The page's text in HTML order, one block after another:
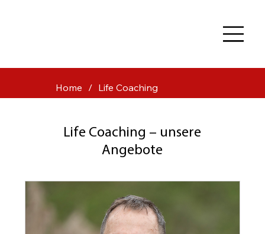
Home / Life Coaching
Life Coaching – unsere
Angebote